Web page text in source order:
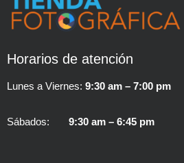
Horarios de atención
Lunes a Viernes: 9:30 am – 7:00 pm
Sábados: 9:30 am – 6:45 pm